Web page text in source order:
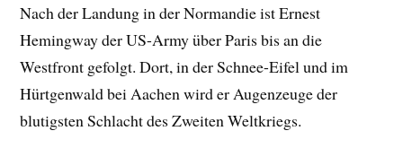
Nach der Landung in der Normandie ist Ernest
Hemingway der US-Army über Paris bis an die
Westfront gefolgt. Dort, in der Schnee-Eifel und im
Hürtgenwald bei Aachen wird er Augenzeuge der
blutigsten Schlacht des Zweiten Weltkriegs.